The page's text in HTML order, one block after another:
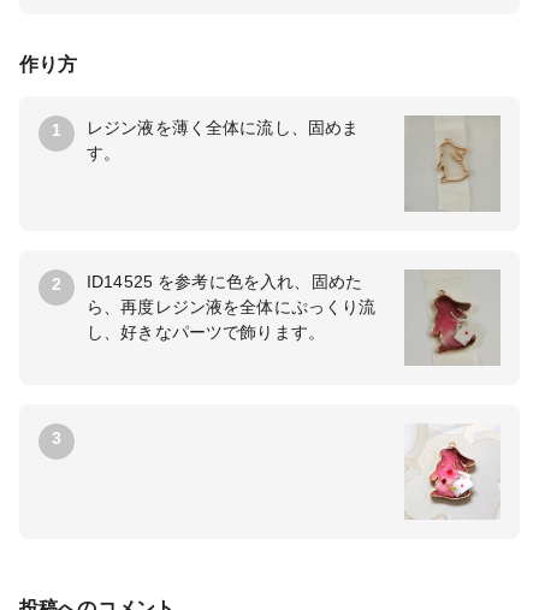
クセサリー キット
作り方
1
レジン液を薄く全体に流し、固めま
す。
2
ID14525 を参考に色を入れ、固めた
ら、再度レジン液を全体にぷっくり流
し、好きなパーツで飾ります。
3